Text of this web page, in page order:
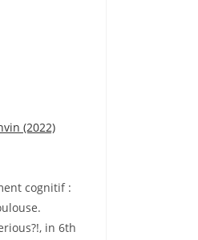
(2022)
cognitif :
in 6th